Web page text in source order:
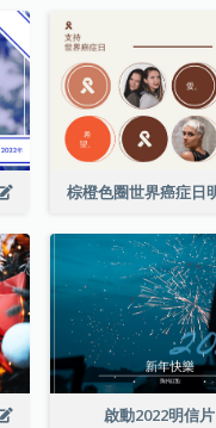
棕橙色圈世界癌症日
啟動2022明信